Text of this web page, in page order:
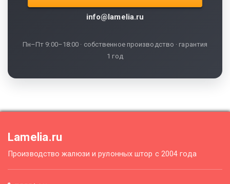
info@lamelia.ru
Пн–Пт 9:00–18:00 · собственное производство · гарантия
1 год
Lamelia.ru
Производство жалюзи и рулонных штор с 2004 года